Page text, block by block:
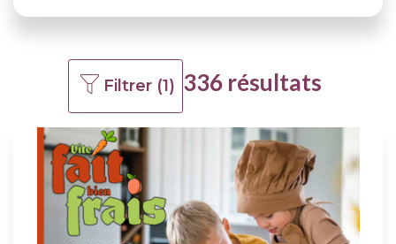
Filtrer (1) 336 résultats